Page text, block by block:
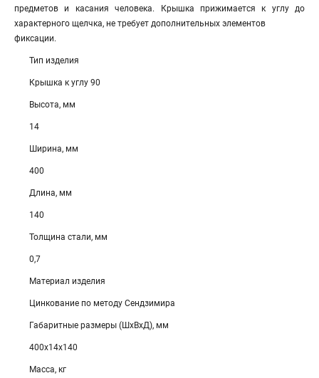
предметов и касания человека. Крышка прижимается к углу до
характерного щелчка, не требует дополнительных элементов
фиксации.
Тип изделия
Крышка к углу 90
Высота, мм
14
Ширина, мм
400
Длина, мм
140
Толщина стали, мм
0,7
Материал изделия
Цинкование по методу Сендзимира
Габаритные размеры (ШхВхД), мм
400х14х140
Масса, кг